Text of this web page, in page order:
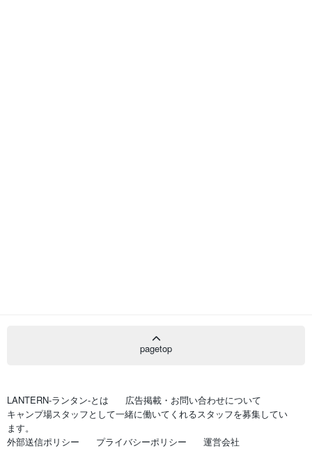
pagetop
LANTERN-ランタン-とは
広告掲載・お問い合わせについて
キャンプ場スタッフとして一緒に働いてくれるスタッフを募集してい
ます。
外部送信ポリシー
プライバシーポリシー 運営会社